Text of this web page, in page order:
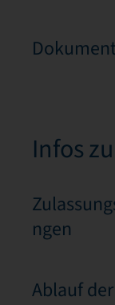
Infos
ngen
Ablauf